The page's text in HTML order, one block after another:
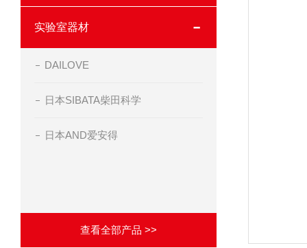
实验室器材
DAILOVE
日本SIBATA柴田科学
日本AND爱安得
查看全部产品 >>